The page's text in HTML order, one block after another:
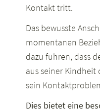
Kontakt tritt.
Das bewusste
momentanen
dazu führen, dass
aus seiner
sein
Dies bietet eine